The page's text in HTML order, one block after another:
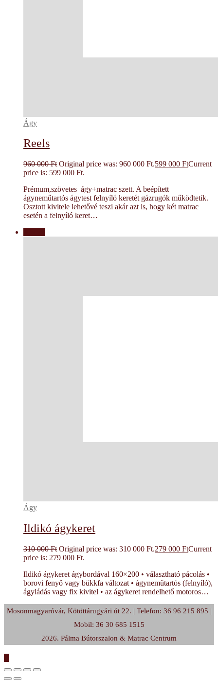
Ágy
Reels
960 000Ft Original price was: 960 000 Ft.599 000 FtCurrent
price is: 599 000 Ft.
Prémum,szövetes ágy+matrac szett. A beépített
ágyneműtartós ágytest felnyíló keretét gázrugók működtetik.
Osztott kivitele lehetővé teszi akár azt is, hogy két matrac
esetén a felnyíló keret…
Ágy
Ildikó ágykeret
310 000Ft Original price was: 310 000 Ft.279 000 FtCurrent
price is: 279 000 Ft.
Ildikó ágykeret ágybordával 160×200 • választható pácolás •
borovi fenyő vagy bükkfa változat • ágyneműtartós (felnyíló),
ágyládás vagy fix kivitel • az ágykeret rendelhető motoros…
Mosonmagyaróvár, Kötöttárugyári út 22. | Telefon: 36 96 215 895 |
Mobil: 36 30 685 1515
2026. Pálma Bútorszalon & Matrac Centrum